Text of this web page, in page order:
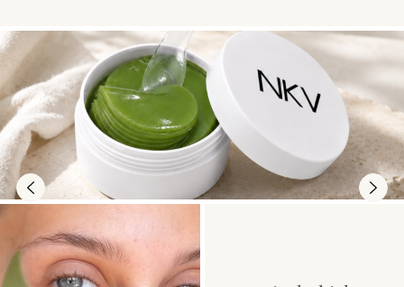
Previous Next